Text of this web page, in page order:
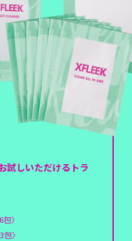
試しいただける トラ
〉
〉